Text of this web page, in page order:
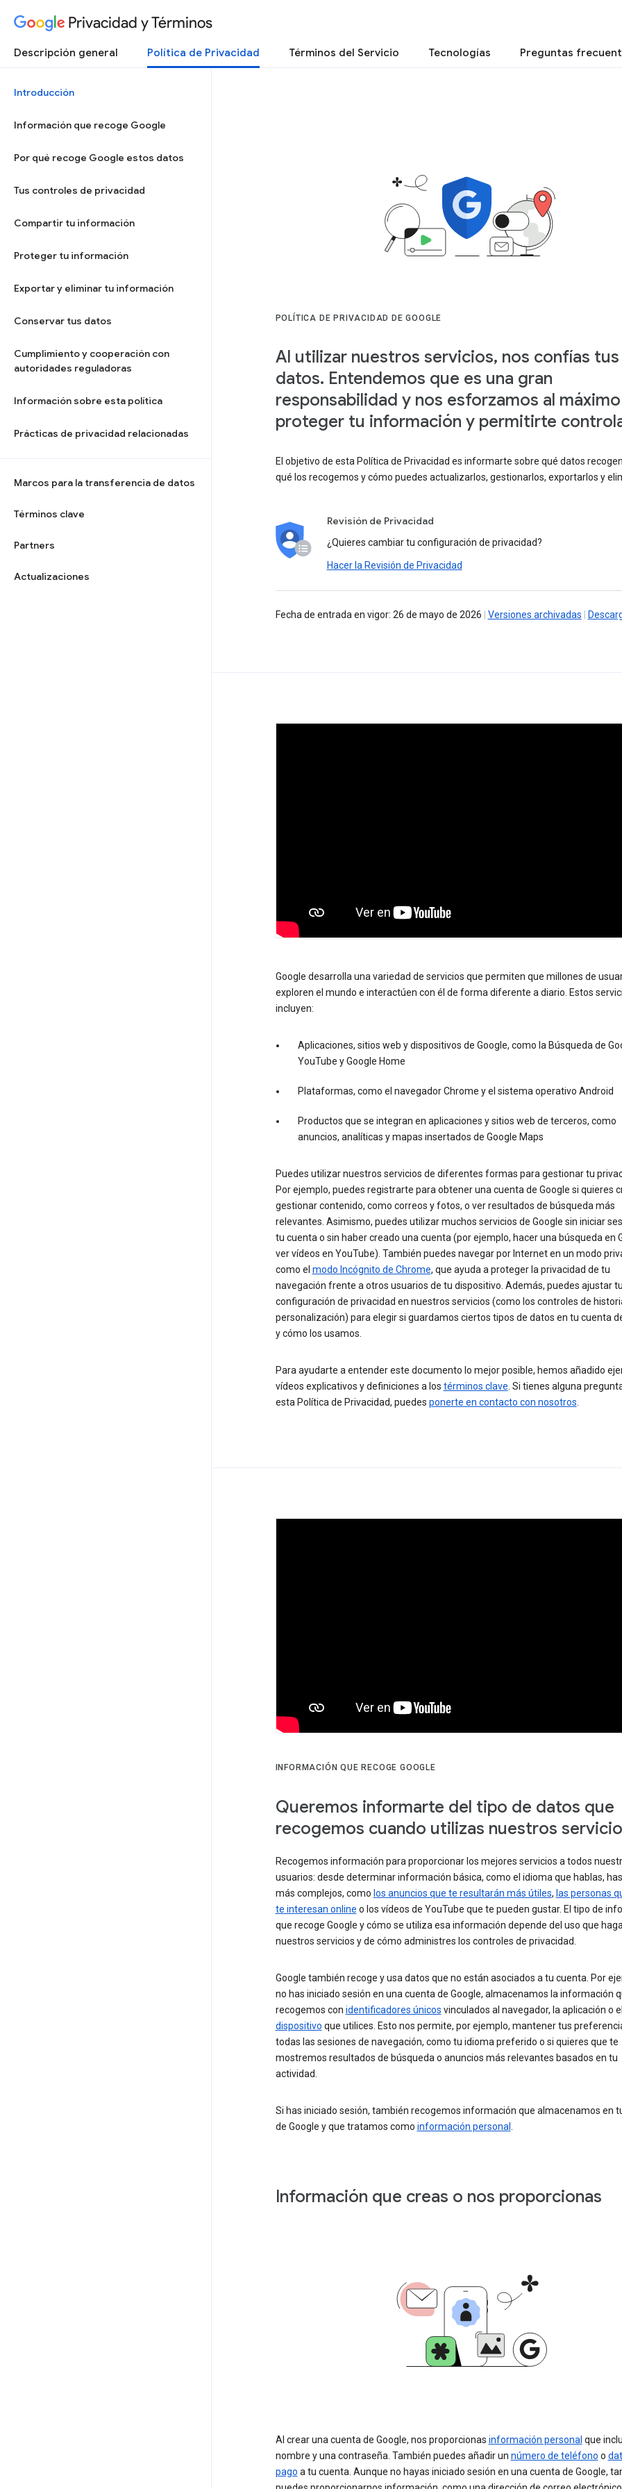
Privacidad y Términos
Descripción general Política de Privacidad Términos del Servicio Tecnologías Preguntas
Introducción
Información que recoge Google
Por qué recoge Google estos datos
Tus controles de privacidad
Compartir tu información
Proteger tu información
Exportar y eliminar tu información
Conservar tus datos
Cumplimiento y cooperación con
autoridades reguladoras
Información sobre esta política
Prácticas de privacidad relacionadas
Marcos para la transferencia de datos
Términos clave
Partners
Actualizaciones
POLÍTICA DE PRIVACIDAD DE GOOGLE
Al utilizar nuestros servicios, nos confías tus
datos. Entendemos que es una gran
responsabilidad y nos esforzamos al
proteger tu información y permitirte
El objetivo de esta Política de Privacidad es informarte sobre qué datos
qué los recogemos y cómo puedes actualizarlos, gestionarlos, exportarlos y
Revisión de Privacidad
¿Quieres cambiar tu configuración de privacidad?
Hacer la Revisión de Privacidad
Fecha de entrada en vigor: 26 de mayo de 2026 Versiones archivadas
Google desarrolla una variedad de servicios que permiten que millones de
exploren el mundo e interactúen con él de forma diferente a diario. Estos
incluyen:
Aplicaciones, sitios web y dispositivos de Google, como la Búsqueda de
YouTube y Google Home
Plataformas, como el navegador Chrome y el sistema operativo Android
Productos que se integran en aplicaciones y sitios web de terceros, como
anuncios, analíticas y mapas insertados de Google Maps
Puedes utilizar nuestros servicios de diferentes formas para gestionar tu
Por ejemplo, puedes registrarte para obtener una cuenta de Google si quieres
gestionar contenido, como correos y fotos, o ver resultados de búsqueda más
relevantes. Asimismo, puedes utilizar muchos servicios de Google sin iniciar
tu cuenta o sin haber creado una cuenta (por ejemplo, hacer una búsqueda en
ver vídeos en YouTube). También puedes navegar por Internet en un modo
como el modo Incógnito de Chrome, que ayuda a proteger la privacidad de tu
navegación frente a otros usuarios de tu dispositivo. Además, puedes ajustar tu
configuración de privacidad en nuestros servicios (como los controles de
personalización) para elegir si guardamos ciertos tipos de datos en tu cuenta
y cómo los usamos.
Para ayudarte a entender este documento lo mejor posible, hemos añadido
vídeos explicativos y definiciones a los términos clave. Si tienes alguna
esta Política de Privacidad, puedes ponerte en contacto con nosotros.
INFORMACIÓN QUE RECOGE GOOGLE
Queremos informarte del tipo de datos que
recogemos cuando utilizas nuestros
Recogemos información para proporcionar los mejores servicios a todos
usuarios: desde determinar información básica, como el idioma que hablas,
más complejos, como los anuncios que te resultarán más útiles, las personas
te interesan online o los vídeos de YouTube que te pueden gustar. El tipo de
que recoge Google y cómo se utiliza esa información depende del uso que
nuestros servicios y de cómo administres los controles de privacidad.
Google también recoge y usa datos que no están asociados a tu cuenta. Por
no has iniciado sesión en una cuenta de Google, almacenamos la información
recogemos con identificadores únicos vinculados al navegador, la aplicación o el
dispositivo que utilices. Esto nos permite, por ejemplo, mantener tus
todas las sesiones de navegación, como tu idioma preferido o si quieres que te
mostremos resultados de búsqueda o anuncios más relevantes basados en tu
actividad.
Si has iniciado sesión, también recogemos información que almacenamos en
de Google y que tratamos como información personal
Información que creas o nos proporcionas
Al crear una cuenta de Google, nos proporcionas información personal que
nombre y una contraseña. También puedes añadir un número de teléfono o
pago a tu cuenta. Aunque no hayas iniciado sesión en una cuenta de Google,